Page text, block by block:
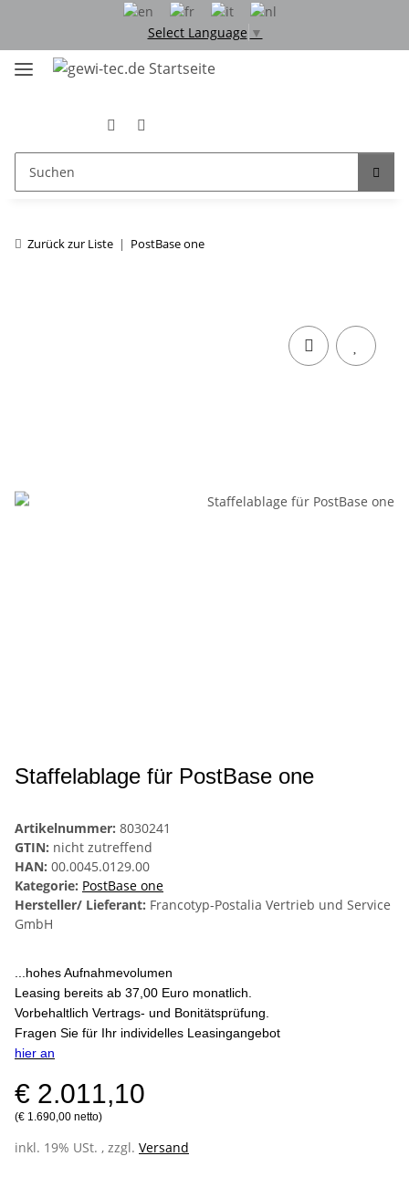
Select Language ▼
Zurück zur Liste PostBase one
Staffelablage für PostBase one
Artikelnummer: 8030241
GTIN: nicht zutreffend
HAN: 00.0045.0129.00
Kategorie: PostBase one
Hersteller/ Lieferant: Francotyp-Postalia Vertrieb und Service
GmbH
...hohes Aufnahmevolumen
Leasing bereits ab 37,00 Euro monatlich.
Vorbehaltlich Vertrags- und Bonitätsprüfung.
Fragen Sie für Ihr individelles Leasingangebot
hier an
€ 2.011,10
(€ 1.690,00 netto)
inkl. 19% USt. , zzgl. Versand